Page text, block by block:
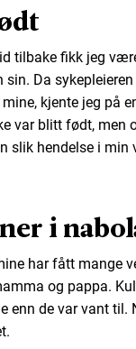
tilbake fikk jeg
sin. Da
mine, kjente jeg på
var blitt født, men
slik hendelse i min
i
har fått mange
og pappa.
enn de var vant til.